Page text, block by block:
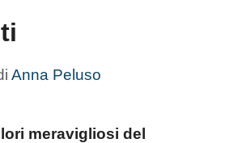
Anna Peluso
meravigliosi del